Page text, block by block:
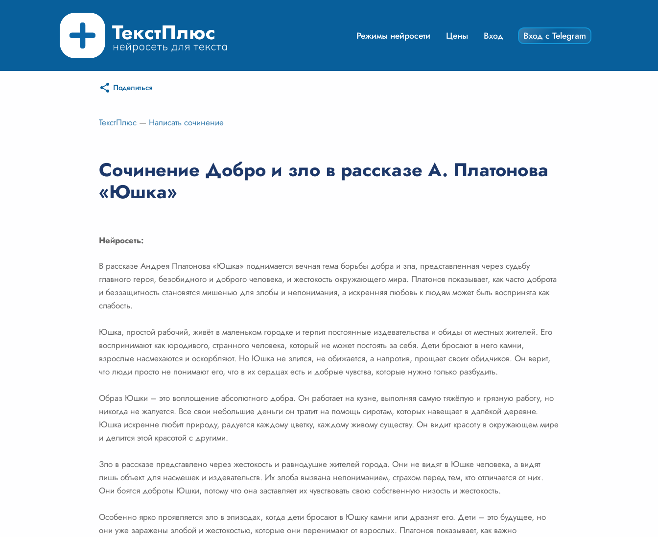
Режимы нейросети Цены Вход Вход с Telegram
Поделиться
ТекстПлюс — Написать сочинение
Сочинение Добро и зло в рассказе А. Платонова
«Юшка»
Нейросеть:
В рассказе Андрея Платонова «Юшка» поднимается вечная тема борьбы добра и зла, представленная через судьбу
главного героя, безобидного и доброго человека, и жестокость окружающего мира. Платонов показывает, как часто доброта
и беззащитность становятся мишенью для злобы и непонимания, а искренняя любовь к людям может быть воспринята как
слабость.
Юшка, простой рабочий, живёт в маленьком городке и терпит постоянные издевательства и обиды от местных жителей. Его
воспринимают как юродивого, странного человека, который не может постоять за себя. Дети бросают в него камни,
взрослые насмехаются и оскорбляют. Но Юшка не злится, не обижается, а напротив, прощает своих обидчиков. Он верит,
что люди просто не понимают его, что в их сердцах есть и добрые чувства, которые нужно только разбудить.
Образ Юшки – это воплощение абсолютного добра. Он работает на кузне, выполняя самую тяжёлую и грязную работу, но
никогда не жалуется. Все свои небольшие деньги он тратит на помощь сиротам, которых навещает в далёкой деревне.
Юшка искренне любит природу, радуется каждому цветку, каждому живому существу. Он видит красоту в окружающем мире
и делится этой красотой с другими.
Зло в рассказе представлено через жестокость и равнодушие жителей города. Они не видят в Юшке человека, а видят
лишь объект для насмешек и издевательств. Их злоба вызвана непониманием, страхом перед тем, кто отличается от них.
Они боятся доброты Юшки, потому что она заставляет их чувствовать свою собственную низость и жестокость.
Особенно ярко проявляется зло в эпизодах, когда дети бросают в Юшку камни или дразнят его. Дети – это будущее, но
они уже заражены злобой и жестокостью, которые они перенимают от взрослых. Платонов показывает, как важно